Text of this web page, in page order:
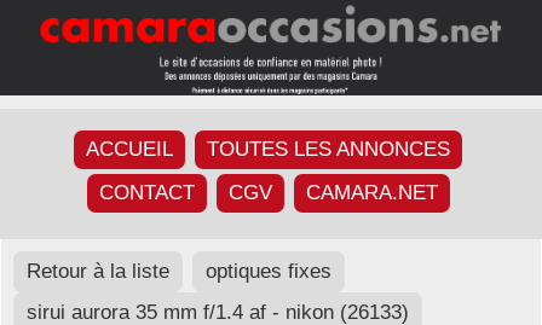
ACCUEIL
TOUTES LES ANNONCES
CONTACT
CGV CAMARA.NET
Retour à la liste
optiques fixes
sirui aurora 35 mm f/1.4 af - nikon (26133)